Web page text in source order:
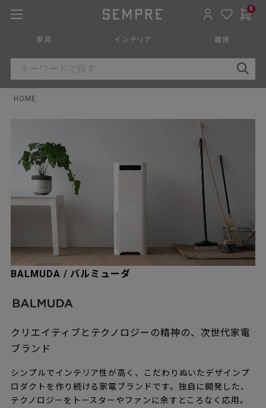
0
家具 インテリア 雑貨
HOME
BALMUDA / バルミューダ
クリエイティブとテクノロジーの精神の、次世代家電
ブランド
シンプルでインテリア性が高く、こだわりぬいたデザインプ
ロダクトを作り続ける家電ブランドです。独自に開発した、
テクノロジーをトースターやファンに余すところなく応用。